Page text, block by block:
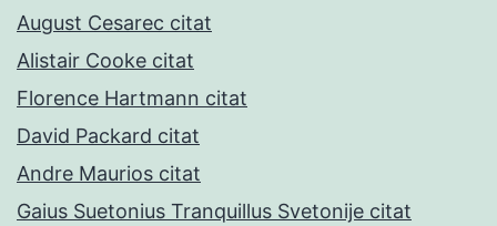
August Cesarec citat
Alistair Cooke citat
Florence Hartmann citat
David Packard citat
Andre Maurios citat
Gaius Suetonius Tranquillus Svetonije citat